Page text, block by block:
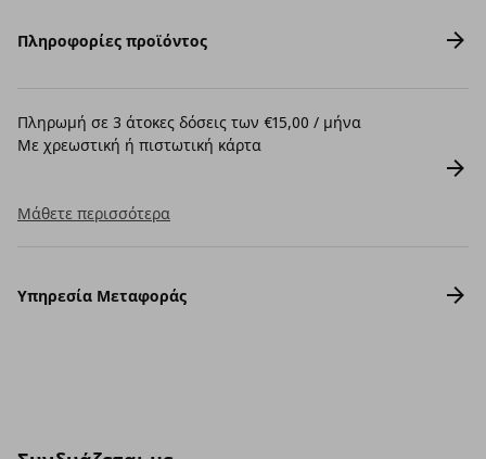
Πληροφορίες προϊόντος
Πληρωμή σε 3 άτοκες δόσεις των €15,00 / μήνα
Με χρεωστική ή πιστωτική κάρτα
Μάθετε περισσότερα
Υπηρεσία Μεταφοράς